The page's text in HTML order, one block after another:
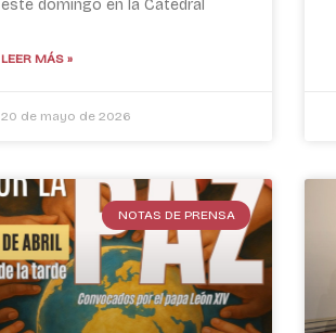
este domingo en la Catedral
LEER MÁS »
20 de mayo de 2026
NOTAS DE PRENSA